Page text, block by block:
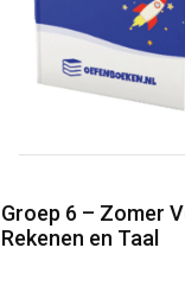
Groep 6 – Zomer
Rekenen en Taal